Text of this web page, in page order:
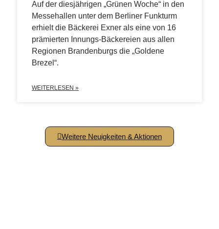
Auf der diesjährigen „Grünen Woche“ in den
Messehallen unter dem Berliner Funkturm
erhielt die Bäckerei Exner als eine von 16
prämierten Innungs-Bäckereien aus allen
Regionen Brandenburgs die „Goldene
Brezel“.
WEITERLESEN »
Weitere Neuigkeiten & Aktionen